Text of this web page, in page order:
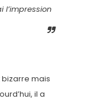
l’impression
bizarre mais
il a